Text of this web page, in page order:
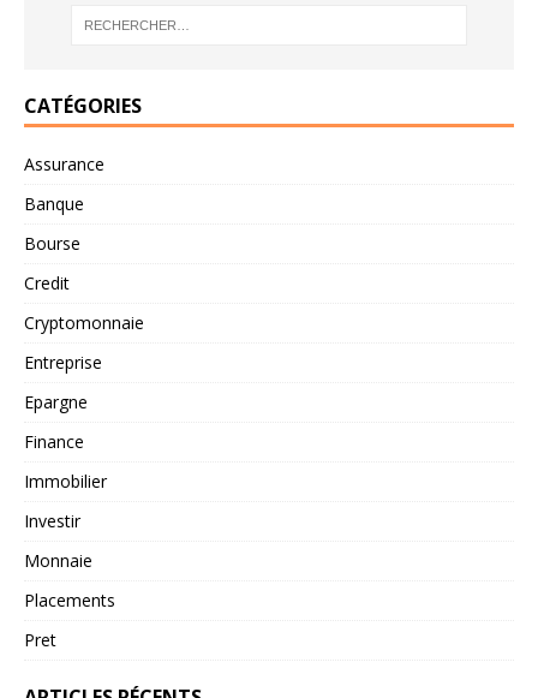
CATÉGORIES
Assurance
Banque
Bourse
Credit
Cryptomonnaie
Entreprise
Epargne
Finance
Immobilier
Investir
Monnaie
Placements
Pret